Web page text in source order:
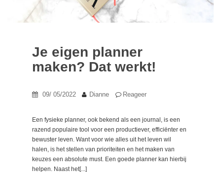
Je eigen planner
maken? Dat werkt!
09/ 05/2022 Dianne Reageer
Een fysieke planner, ook bekend als een journal, is een
razend populaire tool voor een productiever, efficiënter en
bewuster leven. Want voor wie alles uit het leven wil
halen, is het stellen van prioriteiten en het maken van
keuzes een absolute must. Een goede planner kan hierbij
helpen. Naast het[...]